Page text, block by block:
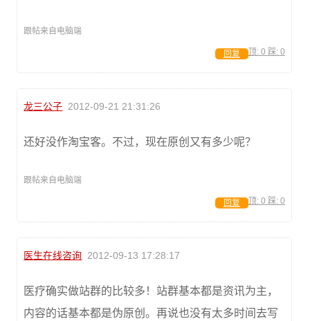
跟帖来自电脑端
顶: 0 踩: 0
回复
龙三公子 2012-09-21 21:31:26
还好没作淘宝客。不过，现在原创又有多少呢？
跟帖来自电脑端
顶: 0 踩: 0
回复
医生在线咨询 2012-09-13 17:28:17
医疗确实做站群的比较多！站群基本都是资讯为主，
内容的话基本都是伪原创。再说也没有太多时间去写